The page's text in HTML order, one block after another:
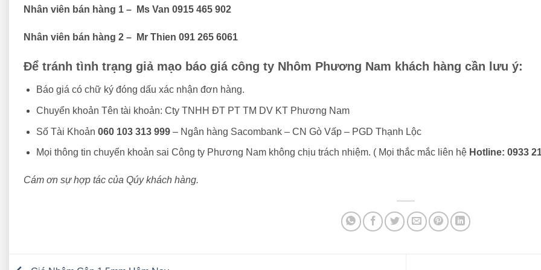
Nhân viên bán hàng 1 – Ms Van 0915 465 902
Nhân viên bán hàng 2 – Mr Thien 091 265 6061
Để tránh tình trạng giả mạo báo giá công ty Nhôm Phương Nam khách hàng cần lưu ý:
Báo giá có chữ ký đóng dấu xác nhận đơn hàng.
Chuyển khoản Tên tài khoản: Cty TNHH ĐT PT TM DV KT Phương Nam
Số Tài Khoản 060 103 313 999– Ngân hàng Sacombank – CN Gò Vấp – PGD Thạnh Lộc
Mọi thông tin chuyển khoản sai Công ty Phương Nam không chịu trách nhiệm. ( Mọi thắc mắc liên hệ Hotline: 0933
Cám ơn sự hợp tác của Qúy khách hàng.